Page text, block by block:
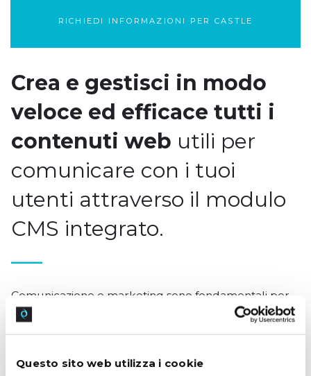
Questo sito web utilizza i cookie
RICHIEDI INFORMAZIONI PER CASTLE
Crea e gestisci in modo
veloce ed efficace tutti i
contenuti web utili per
comunicare con i tuoi
utenti attraverso il modulo
CMS integrato.
Comunicazione e marketing sono fondamentali per
vendere un prodotto.
Per questo motivo, abbiamo messo a disposizione dei